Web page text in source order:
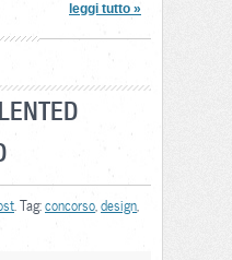
leggi tutto »
. Tag:concorso design